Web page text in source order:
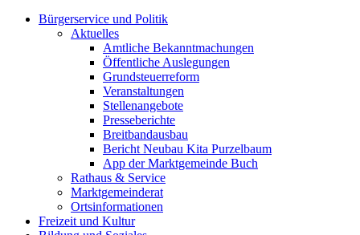
Bürgerservice und Politik
Aktuelles
Amtliche Bekanntmachungen
Öffentliche Auslegungen
Grundsteuerreform
Veranstaltungen
Stellenangebote
Presseberichte
Breitbandausbau
Bericht Neubau Kita Purzelbaum
App der Marktgemeinde Buch
Rathaus & Service
Marktgemeinderat
Ortsinformationen
Freizeit und Kultur